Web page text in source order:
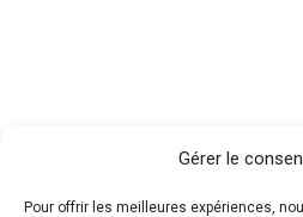
Gérer le
Pour offrir les meilleures expériences,